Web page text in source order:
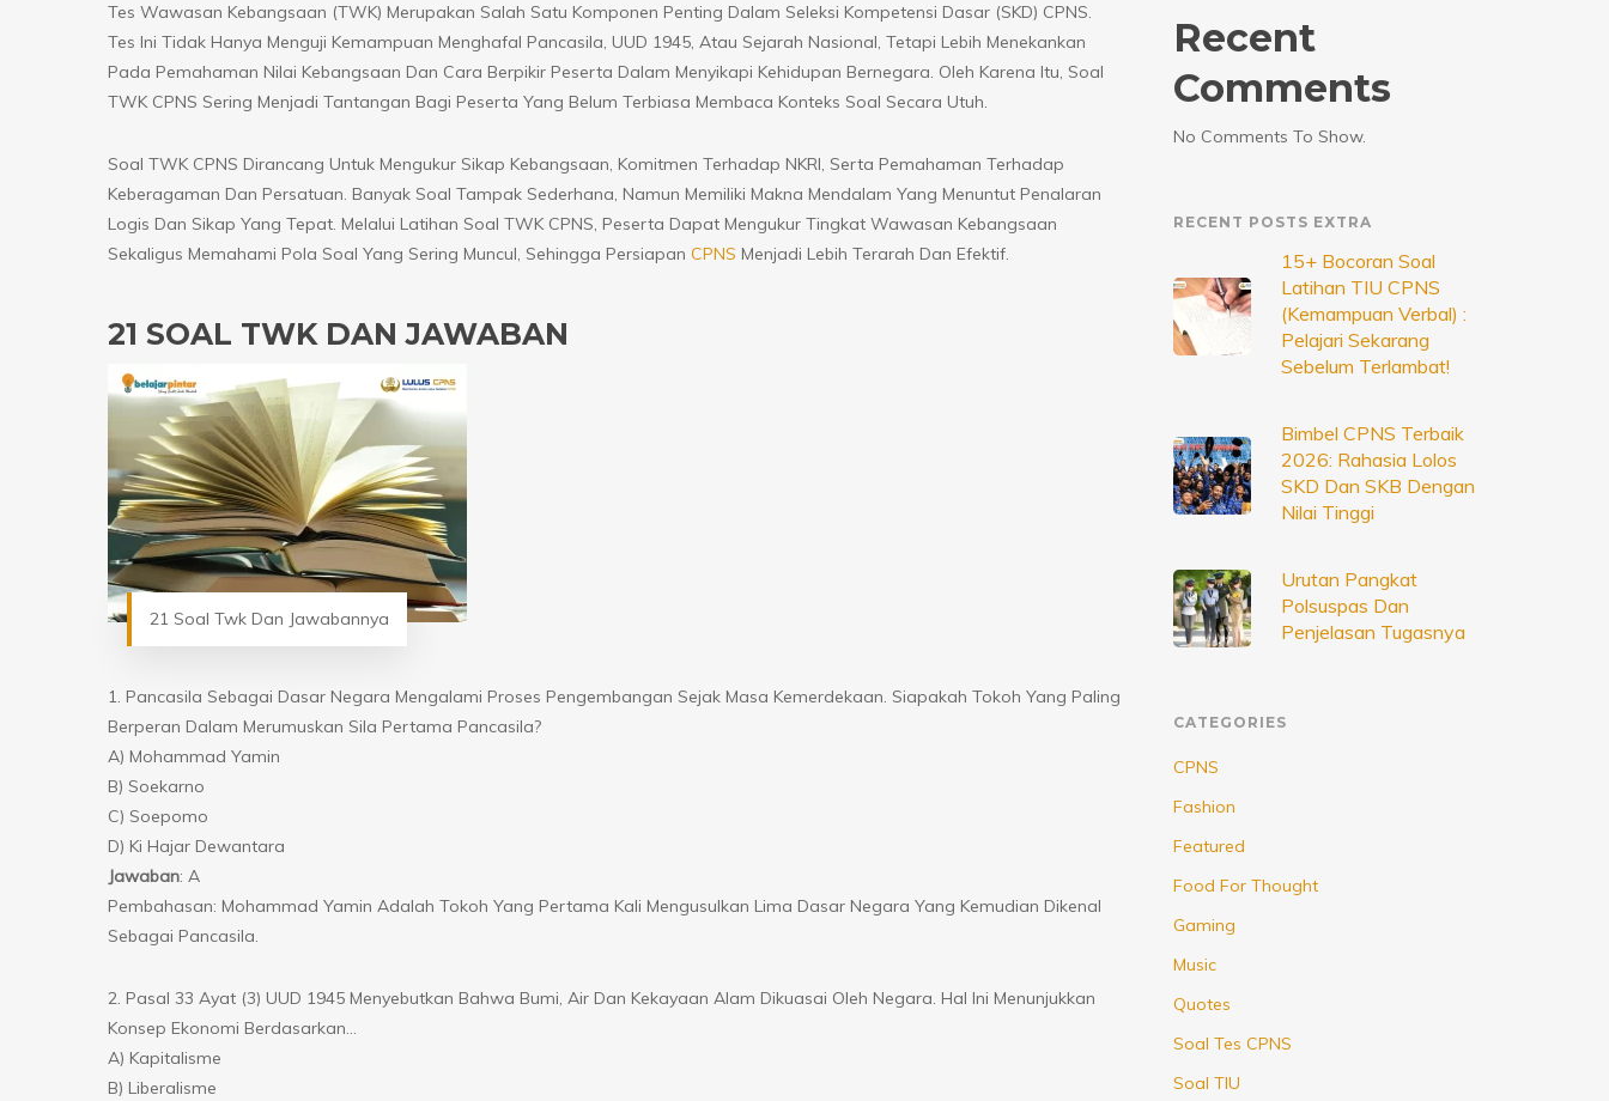
Tes Wawasan Kebangsaan (TWK) Merupakan Salah Satu Komponen Penting Dalam Seleksi Kompetensi Dasar (SKD) CPNS.
Tes Ini Tidak Hanya Menguji Kemampuan Menghafal Pancasila, UUD 1945, Atau Sejarah Nasional, Tetapi Lebih Menekankan
Pada Pemahaman Nilai Kebangsaan Dan Cara Berpikir Peserta Dalam Menyikapi Kehidupan Bernegara. Oleh Karena Itu, Soal
TWK CPNS Sering Menjadi Tantangan Bagi Peserta Yang Belum Terbiasa Membaca Konteks Soal Secara Utuh.
Soal TWK CPNS Dirancang Untuk Mengukur Sikap Kebangsaan, Komitmen Terhadap NKRI, Serta Pemahaman Terhadap
Keberagaman Dan Persatuan. Banyak Soal Tampak Sederhana, Namun Memiliki Makna Mendalam Yang Menuntut Penalaran
Logis Dan Sikap Yang Tepat. Melalui Latihan Soal TWK CPNS, Peserta Dapat Mengukur Tingkat Wawasan Kebangsaan
Sekaligus Memahami Pola Soal Yang Sering Muncul, Sehingga Persiapan CPNS Menjadi Lebih Terarah Dan Efektif.
21 SOAL TWK DAN JAWABAN
21 Soal Twk Dan Jawabannya
1. Pancasila Sebagai Dasar Negara Mengalami Proses Pengembangan Sejak Masa Kemerdekaan. Siapakah Tokoh Yang Paling
Berperan Dalam Merumuskan Sila Pertama Pancasila?
A) Mohammad Yamin
B) Soekarno
C) Soepomo
D) Ki Hajar Dewantara
Jawaban: A
Pembahasan: Mohammad Yamin Adalah Tokoh Yang Pertama Kali Mengusulkan Lima Dasar Negara Yang Kemudian Dikenal
Sebagai Pancasila.
2. Pasal 33 Ayat (3) UUD 1945 Menyebutkan Bahwa Bumi, Air Dan Kekayaan Alam Dikuasai Oleh Negara. Hal Ini Menunjukkan
Konsep Ekonomi Berdasarkan…
A) Kapitalisme
B) Liberalisme
Recent
Comments
No Comments To Show.
RECENT POSTS EXTRA
15+ Bocoran Soal
Latihan TIU CPNS
(Kemampuan Verbal) :
Pelajari Sekarang
Sebelum Terlambat!
Bimbel CPNS Terbaik
2026: Rahasia Lolos
SKD Dan SKB Dengan
Nilai Tinggi
Urutan Pangkat
Polsuspas Dan
Penjelasan Tugasnya
CATEGORIES
CPNS
Fashion
Featured
Food For Thought
Gaming
Music
Quotes
Soal Tes CPNS
Soal TIU